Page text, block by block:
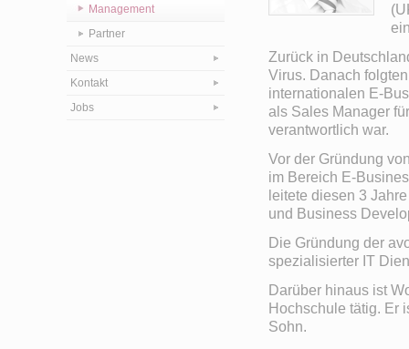
Management
Partner
News
Kontakt
Jobs
Zurück in
Virus. Danach
internationalen E-
als Sales Manager
verantwortlich war.
Vor der Gründung
im Bereich E-
leitete diesen 3
und Business
Die Gründung der
spezialisierter IT
Darüber hinaus ist
Hochschule tätig. Er
Sohn.